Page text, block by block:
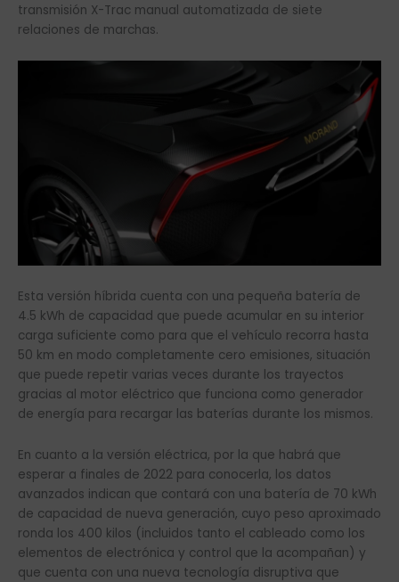
transmisión X-Trac manual automatizada de siete
relaciones de marchas.
Esta versión híbrida cuenta con una pequeña batería de
4.5 kWh de capacidad que puede acumular en su interior
carga suficiente como para que el vehículo recorra hasta
50 km en modo completamente cero emisiones, situación
que puede repetir varias veces durante los trayectos
gracias al motor eléctrico que funciona como generador
de energía para recargar las baterías durante los mismos.
En cuanto a la versión eléctrica, por la que habrá que
esperar a finales de 2022 para conocerla, los datos
avanzados indican que contará con una batería de 70 kWh
de capacidad de nueva generación, cuyo peso aproximado
ronda los 400 kilos (incluidos tanto el cableado como los
elementos de electrónica y control que la acompañan) y
que cuenta con una nueva tecnología disruptiva que